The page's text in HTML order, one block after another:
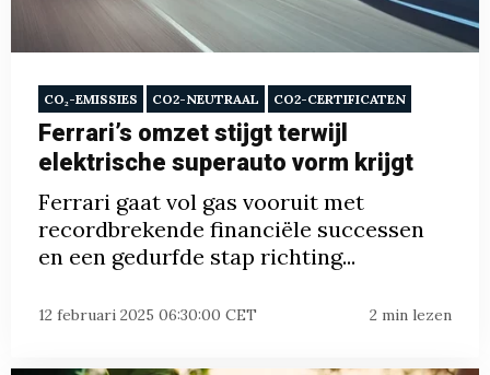
CO₂-EMISSIES CO2-NEUTRAAL CO2-CERTIFICATEN
Ferrari’s omzet stijgt terwijl
elektrische superauto vorm krijgt
Ferrari gaat vol gas vooruit met
recordbrekende financiële successen
en een gedurfde stap richting...
12 februari 2025 06:30:00 CET 2 min lezen